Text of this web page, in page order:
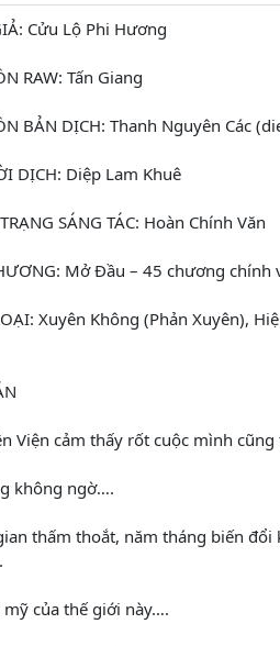
Cửu Lộ Phi Hương
RAW: Tấn Giang
BẢN DỊCH: Thanh Nguyên Các
DỊCH: Diệp Lam Khuê
SÁNG TÁC: Hoàn Chính Văn
Mở Đầu – 45 chương chính
Xuyên Không (Phản Xuyên),
Viện cảm thấy rốt cuộc mình
không ngờ….
thấm thoắt, năm tháng biến
mỹ của thế giới này….